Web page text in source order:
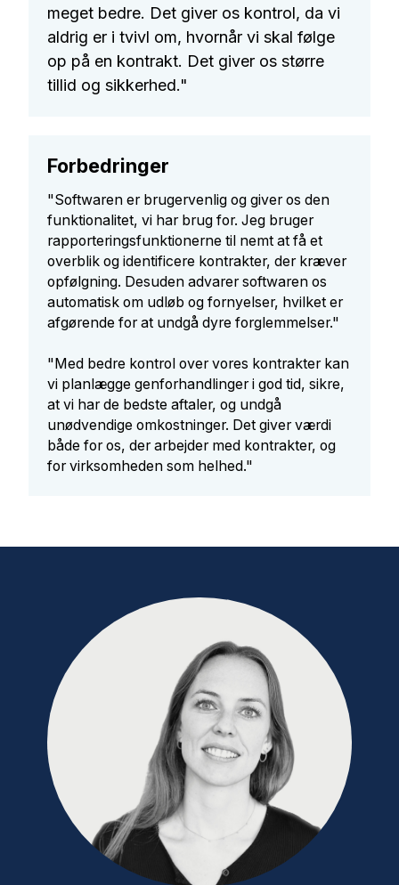
meget bedre. Det giver os kontrol, da vi
aldrig er i tvivl om, hvornår vi skal følge
op på en kontrakt. Det giver os større
tillid og sikkerhed."
Forbedringer
"Softwaren er brugervenlig og giver os den
funktionalitet, vi har brug for. Jeg bruger
rapporteringsfunktionerne til nemt at få et
overblik og identificere kontrakter, der kræver
opfølgning. Desuden advarer softwaren os
automatisk om udløb og fornyelser, hvilket er
afgørende for at undgå dyre forglemmelser."
"Med bedre kontrol over vores kontrakter kan
vi planlægge genforhandlinger i god tid, sikre,
at vi har de bedste aftaler, og undgå
unødvendige omkostninger. Det giver værdi
både for os, der arbejder med kontrakter, og
for virksomheden som helhed."